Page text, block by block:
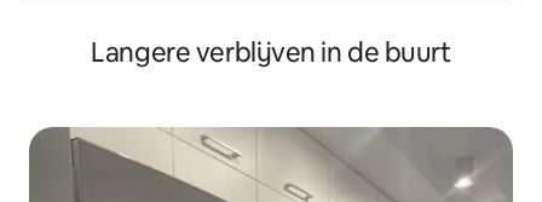
Langere verblijven in de buurt